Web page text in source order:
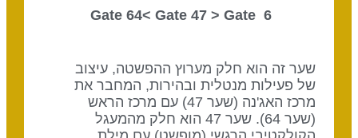
Gate 47 > Gate
שער זה הוא חלק מערוץ ההפשטה, עיצוב
של פעילות מנטלית ובהירות, המחבר את
מרכז האג'נה (שער 47) עם מרכז הראש
(שער 64). שער 47 הוא חלק מהמעגל